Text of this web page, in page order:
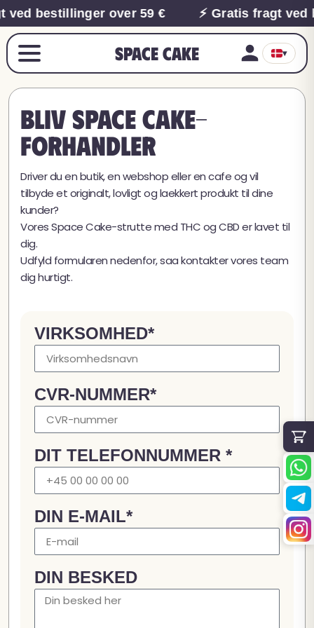
ved bestillinger over 59 € ⚡ Gratis fragt
Space Cake ▾
Bliv Space Cake-
forhandler
Driver du en butik, en webshop eller en cafe og vil
tilbyde et originalt, lovligt og laekkert produkt til dine
kunder?
Vores Space Cake-strutte med THC og CBD er lavet til
dig.
Udfyld formularen nedenfor, saa kontakter vores team
dig hurtigt.
VIRKSOMHED*
CVR-NUMMER*
DIT TELEFONNUMMER *
DIN E-MAIL*
DIN BESKED